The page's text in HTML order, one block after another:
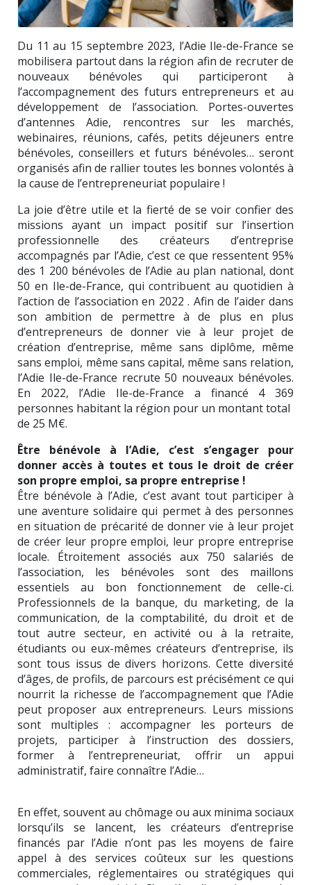
Du 11 au 15 septembre 2023, l’Adie Ile-de-France se
mobilisera partout dans la région afin de recruter de
nouveaux bénévoles qui participeront à
l’accompagnement des futurs entrepreneurs et au
développement de l’association. Portes-ouvertes
d’antennes Adie, rencontres sur les marchés,
webinaires, réunions, cafés, petits déjeuners entre
bénévoles, conseillers et futurs bénévoles… seront
organisés afin de rallier toutes les bonnes volontés à
la cause de l’entrepreneuriat populaire !
La joie d’être utile et la fierté de se voir confier des
missions ayant un impact positif sur l’insertion
professionnelle des créateurs d’entreprise
accompagnés par l’Adie, c’est ce que ressentent 95%
des 1 200 bénévoles de l’Adie au plan national, dont
50 en Ile-de-France, qui contribuent au quotidien à
l’action de l’association en 2022 . Afin de l’aider dans
son ambition de permettre à de plus en plus
d’entrepreneurs de donner vie à leur projet de
création d’entreprise, même sans diplôme, même
sans emploi, même sans capital, même sans relation,
l’Adie Ile-de-France recrute 50 nouveaux bénévoles.
En 2022, l’Adie Ile-de-France a financé 4 369
personnes habitant la région pour un montant total
de 25 M€.
Être bénévole à l’Adie, c’est s’engager pour
donner accès à toutes et tous le droit de créer
son propre emploi, sa propre entreprise !
Être bénévole à l’Adie, c’est avant tout participer à
une aventure solidaire qui permet à des personnes
en situation de précarité de donner vie à leur projet
de créer leur propre emploi, leur propre entreprise
locale. Étroitement associés aux 750 salariés de
l’association, les bénévoles sont des maillons
essentiels au bon fonctionnement de celle-ci.
Professionnels de la banque, du marketing, de la
communication, de la comptabilité, du droit et de
tout autre secteur, en activité ou à la retraite,
étudiants ou eux-mêmes créateurs d’entreprise, ils
sont tous issus de divers horizons. Cette diversité
d’âges, de profils, de parcours est précisément ce qui
nourrit la richesse de l’accompagnement que l’Adie
peut proposer aux entrepreneurs. Leurs missions
sont multiples : accompagner les porteurs de
projets, participer à l’instruction des dossiers,
former à l’entrepreneuriat, offrir un appui
administratif, faire connaître l’Adie…
En effet, souvent au chômage ou aux minima sociaux
lorsqu’ils se lancent, les créateurs d’entreprise
financés par l’Adie n’ont pas les moyens de faire
appel à des services coûteux sur les questions
commerciales, réglementaires ou stratégiques qui